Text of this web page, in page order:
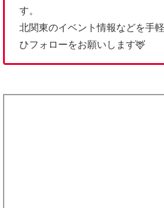
す。
北関東のイベント情報などを手
ひフォローをお願いします🦌